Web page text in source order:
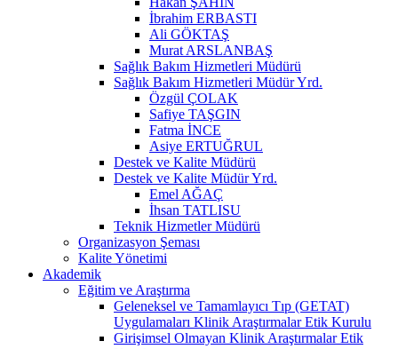
İbrahim ERBASTI
Ali GÖKTAŞ
Murat ARSLANBAŞ
Sağlık Bakım Hizmetleri Müdürü
Sağlık Bakım Hizmetleri Müdür Yrd.
Özgül ÇOLAK
Safiye TAŞGIN
Fatma İNCE
Asiye ERTUĞRUL
Destek ve Kalite Müdürü
Destek ve Kalite Müdür Yrd.
Emel AĞAÇ
İhsan TATLISU
Teknik Hizmetler Müdürü
Organizasyon Şeması
Kalite Yönetimi
Akademik
Eğitim ve Araştırma
Geleneksel ve Tamamlayıcı Tıp (GETAT)
Uygulamaları Klinik Araştırmalar Etik Kurulu
Girişimsel Olmayan Klinik Araştırmalar Etik